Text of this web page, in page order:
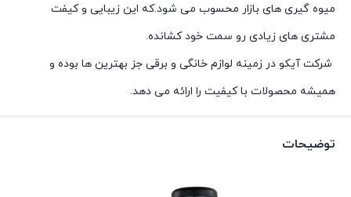
میوه گیری های بازار محسوب می شود.که این زیبایی و کیفت
مشتری های زیادی رو سمت خود کشانده.
شرکت آیکو در زمینه لوازم خانگی و برقی جز بهترین ها بوده و
همیشه محصولات با کیفیت را ارائه می دهد.
توضیحات